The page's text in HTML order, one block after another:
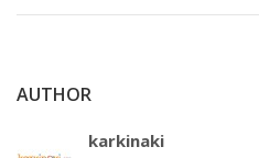
AUTHOR
karkinaki